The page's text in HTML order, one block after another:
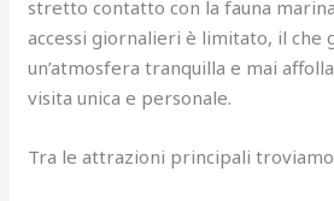
stretto contatto con la fauna
accessi giornalieri è limitato, il che
un’atmosfera tranquilla e mai
visita unica e personale.
Tra le attrazioni principali